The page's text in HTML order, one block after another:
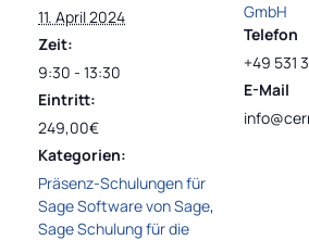
11. April 2024
Zeit:
9:30 - 13:30
Eintritt:
249,00€
Kategorien:
Präsenz-Schulungen für
Sage Software von Sage,
Sage Schulung für die
GmbH
Telefon
+49 531
E-Mail